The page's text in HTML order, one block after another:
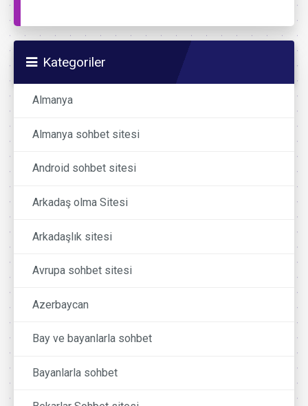
Kategoriler
Almanya
Almanya sohbet sitesi
Android sohbet sitesi
Arkadaş olma Sitesi
Arkadaşlık sitesi
Avrupa sohbet sitesi
Azerbaycan
Bay ve bayanlarla sohbet
Bayanlarla sohbet